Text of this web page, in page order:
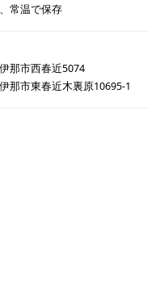
常温で保存
那市西春近5074
市東春近木裏原10695-1